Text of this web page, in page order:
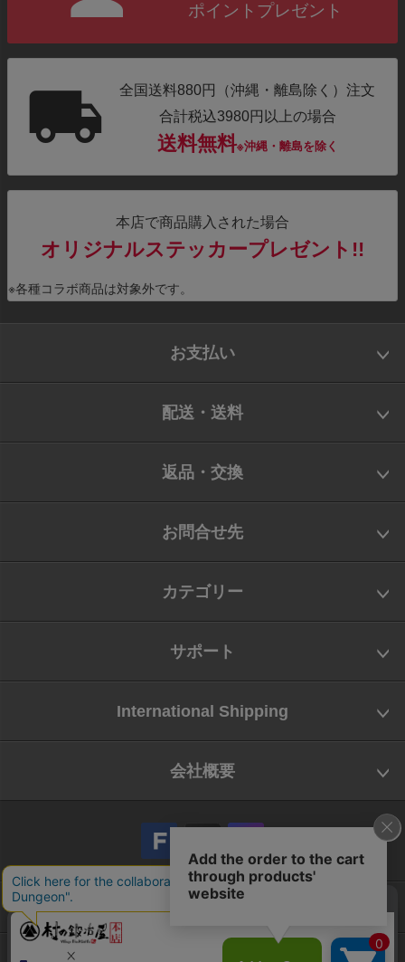
ポイントプレゼント
全国送料880円（沖縄・離島除く）注文
合計税込3980円以上の場合
送料無料※沖縄・離島を除く
本店で商品購入された場合
オリジナルステッカープレゼント!!
※各種コラボ商品は対象外です。
お支払い
配送・送料
返品・交換
お問合せ先
カテゴリー
サポート
International Shipping
会社概要
会社概要
お問い合わせ